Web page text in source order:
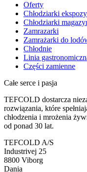
Oferty
Chłodziarki
Chłodziarki
Zamrazarki
Zamrażarki do
Chłodnie
Linia
Części zamienne
Całe serce i pasja
TEFCOLD dostarcza
rozwiązania, które
chłodzenia i mrożenia
od ponad 30 lat.
TEFCOLD A/S
Industrivej 25
8800 Viborg
Dania